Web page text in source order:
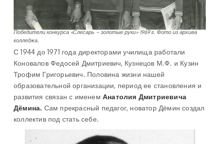
Победители конкурса «Слесарь – золотые руки» 1969 г. Фото из архива
колледжа.
С 1944 до 1971 года директорами училища работали
Коновалов Федосей Дмитриевич, Кузнецов М.Ф. и Кузин
Трофим Григорьевич. Половина жизни нашей
образовательной организации, период ее становления и
развития связан с именем Анатолия Дмитриевича
Дёмина. Сам прекрасный педагог, новатор Дёмин создал
коллектив под стать себе.